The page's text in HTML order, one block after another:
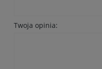
Twoja opinia: